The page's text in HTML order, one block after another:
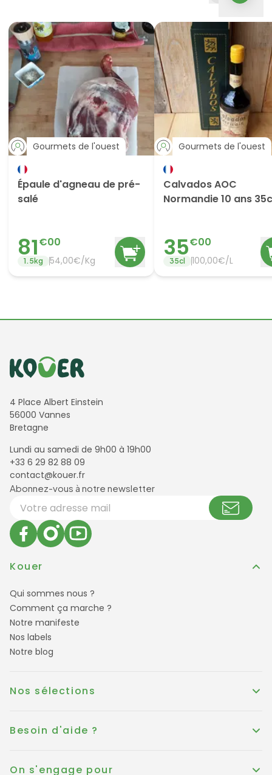
Gourmets de l'ouest
Épaule d'agneau de pré-
salé
81€00
1.5kg 54,00€/Kg
Gourmets de l'ouest
Calvados AOC
Normandie 10 ans
35€00
35cl 100,00€/L
Informations de contact
4 Place Albert Einstein
56000 Vannes
Bretagne
Lundi au samedi de 9h00 à 19h00
+33 6 29 82 88 09
contact@kouer.fr
Newsletter et réseaux sociaux
Abonnez-vous à notre newsletter
Votre adresse email
Kouer
Qui sommes nous ?
Comment ça marche ?
Notre manifeste
Nos labels
Notre blog
Nos sélections
Besoin d'aide ?
On s'engage pour